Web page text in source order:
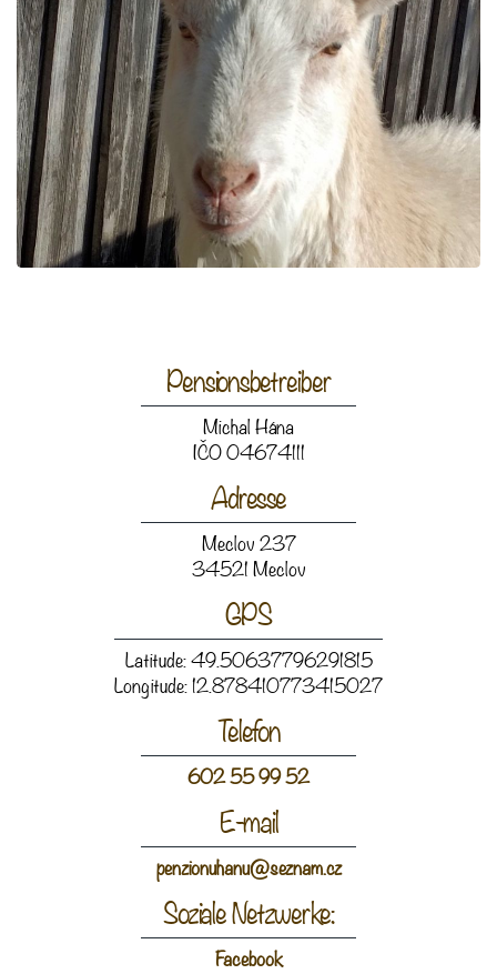
Pensionsbetreiber
Michal Hána
IČO 04674111
Adresse
Meclov 237
34521 Meclov
GPS
Latitude: 49.50637796291815
Longitude: 12.878410773415027
Telefon
602 55 99 52
E-mail
penzionuhanu@seznam.cz
Soziale Netzwerke:
Facebook